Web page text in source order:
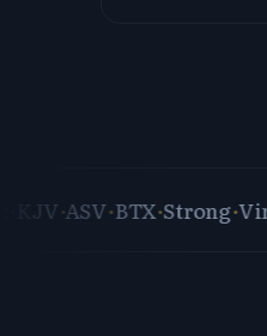
ASV·BTX·Strong·Vine·